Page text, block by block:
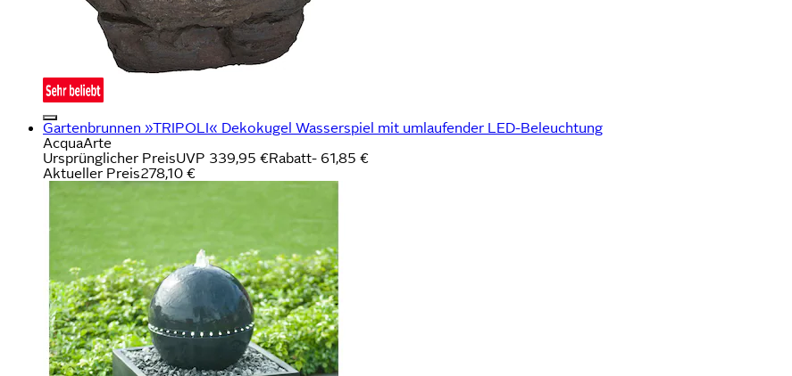
Gartenbrunnen »TRIPOLI« Dekokugel Wasserspiel mit umlaufender LED-Beleuchtung
AcquaArte
Ursprünglicher PreisUVP 339,95 €Rabatt- 61,85 €
Aktueller Preis278,10 €